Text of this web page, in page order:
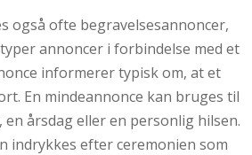
også ofte begravelsesannoncer,
annoncer i forbindelse med et
informerer typisk om, at et
En mindeannonce kan bruges til
årsdag eller en personlig hilsen.
indrykkes efter ceremonien som